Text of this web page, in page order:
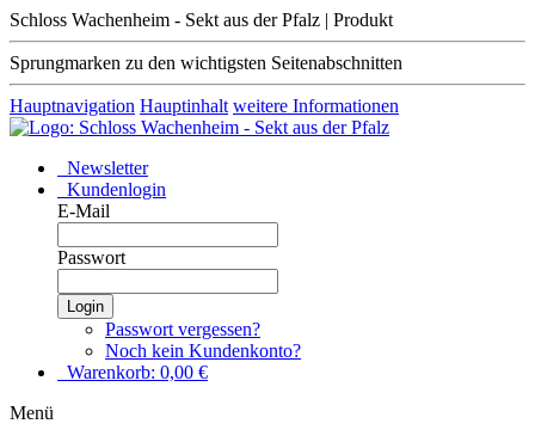
Schloss Wachenheim - Sekt aus der Pfalz | Produkt
Sprungmarken zu den wichtigsten Seitenabschnitten
Hauptnavigation Hauptinhalt weitere Informationen
Newsletter
Kundenlogin
E-Mail
Passwort
Login
Passwort vergessen?
Noch kein Kundenkonto?
Warenkorb: 0,00 €
Menü